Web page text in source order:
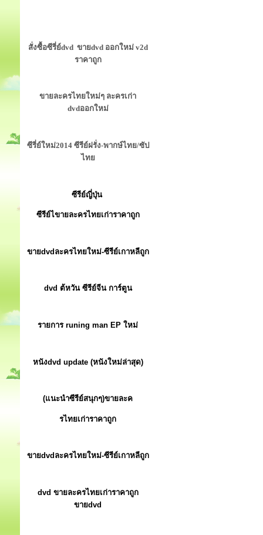
สั่งซื้อซีรี่ย์dvd ขายdvd ออกใหม่ v2d
ราคาถูก
ขายละครไทยใหม่ๆ ละครเก่า
dvdออกใหม่
ซีรี่ย์ใหม่2014 ซีรีย์ฝรั่ง-พากษ์ไทย/ซัป
ไทย
ซีรีย์ญี่ปุ่น
ซีรีย์ไขายละครไทยเก่าราคาถูก
ขายdvdละครไทยใหม่-ซีรีย์เกาหลีถูก
dvd ต้หวัน ซีรีย์จีน การ์ตูน
รายการ runing man EP ใหม่
หนังdvd update (หนังใหม่ล่าสุด)
(แนะนำซีรีย์สนุกๆ)ขายละค
รไทยเก่าราคาถูก
ขายdvdละครไทยใหม่-ซีรีย์เกาหลีถูก
dvd ขายละครไทยเก่าราคาถูก
ขายdvd